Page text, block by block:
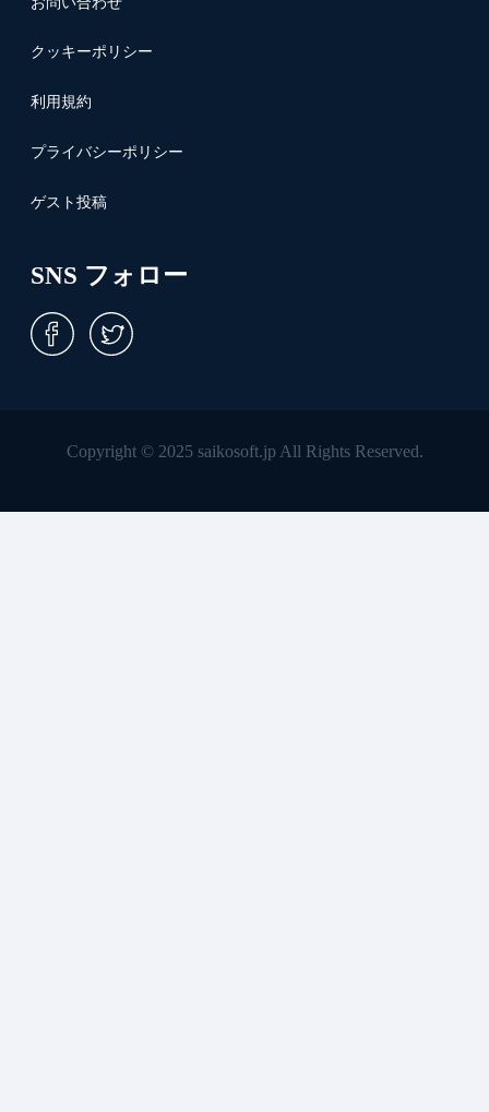
クッキーポリシー
利用規約
プライバシーポリシー
ゲスト投稿
SNS フォロー
Copyright © 2025 saikosoft.jp All Rights Reserved.